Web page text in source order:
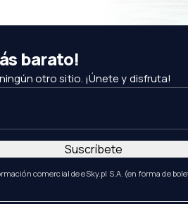
barato!
otro sitio. ¡Únete y disfruta!
comercial de eSky.pl S.A. (en forma de
Suscríbete